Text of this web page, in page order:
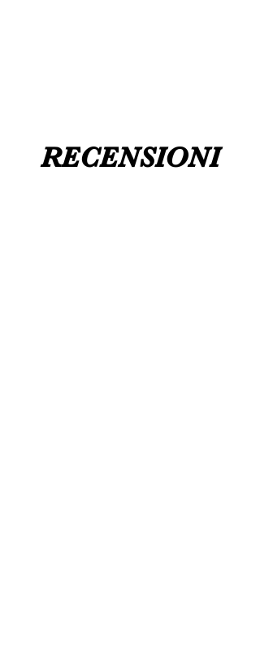
RECENSIONI